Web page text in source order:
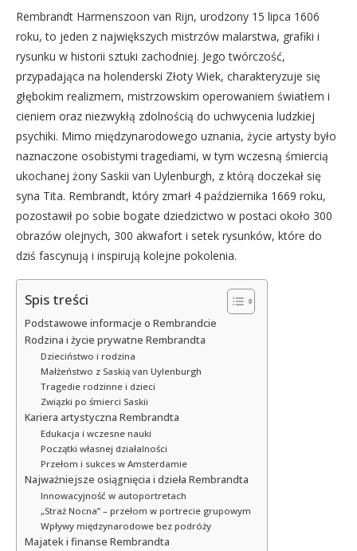
Rembrandt Harmenszoon van Rijn, urodzony 15 lipca 1606
roku, to jeden z największych mistrzów malarstwa, grafiki i
rysunku w historii sztuki zachodniej. Jego twórczość,
przypadająca na holenderski Złoty Wiek, charakteryzuje się
głębokim realizmem, mistrzowskim operowaniem światłem i
cieniem oraz niezwykłą zdolnością do uchwycenia ludzkiej
psychiki. Mimo międzynarodowego uznania, życie artysty było
naznaczone osobistymi tragediami, w tym wczesną śmiercią
ukochanej żony Saskii van Uylenburgh, z którą doczekał się
syna Tita. Rembrandt, który zmarł 4 października 1669 roku,
pozostawił po sobie bogate dziedzictwo w postaci około 300
obrazów olejnych, 300 akwafort i setek rysunków, które do
dziś fascynują i inspirują kolejne pokolenia.
Spis treści
Podstawowe informacje o Rembrandcie
Rodzina i życie prywatne Rembrandta
Dzieciństwo i rodzina
Małżeństwo z Saskią van Uylenburgh
Tragedie rodzinne i dzieci
Związki po śmierci Saskii
Kariera artystyczna Rembrandta
Edukacja i wczesne nauki
Początki własnej działalności
Przełom i sukces w Amsterdamie
Najważniejsze osiągnięcia i dzieła Rembrandta
Innowacyjność w autoportretach
„Straż Nocna” – przełom w portrecie grupowym
Wpływy międzynarodowe bez podróży
Majatek i finanse Rembrandta